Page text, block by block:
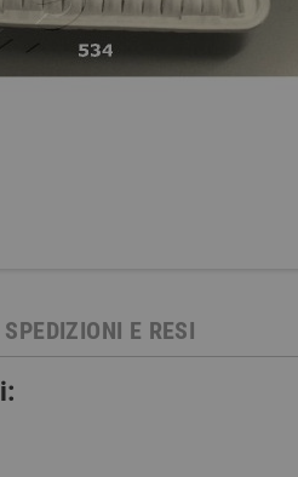
SPEDIZIONI E RESI